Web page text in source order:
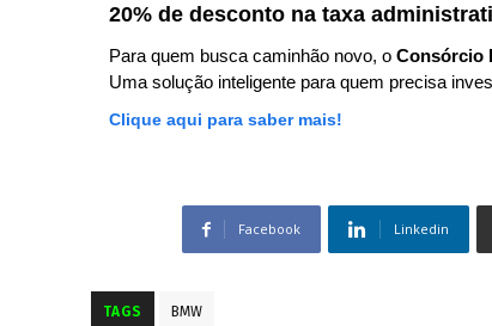
20% de desconto na taxa
Para quem busca caminhão novo, o Consórcio
Uma solução inteligente para quem precisa
Clique aqui para saber mais!
Facebook Linkedin
TAGS BMW